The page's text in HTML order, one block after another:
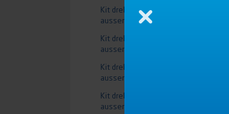
Kit drehstangenverschluß
aussenliegend ø22
Kit drehstangenverschluß
aussenliegend ø22 edelstahl
Kit drehstangenverschluß
aussenliegend ø27
Kit drehstangenverschluß
aussenliegend ø27 edelstahl